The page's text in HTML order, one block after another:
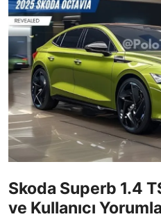
İkinci El & Alım-Satım
Bakım & Arıza Çözümleri
Elektrikli & Hibrit
Kiralama & Filo
Sürüş & Güvenlik
Yağlar & Sıvılar
Skoda Superb 1.4
ve Kullanıcı